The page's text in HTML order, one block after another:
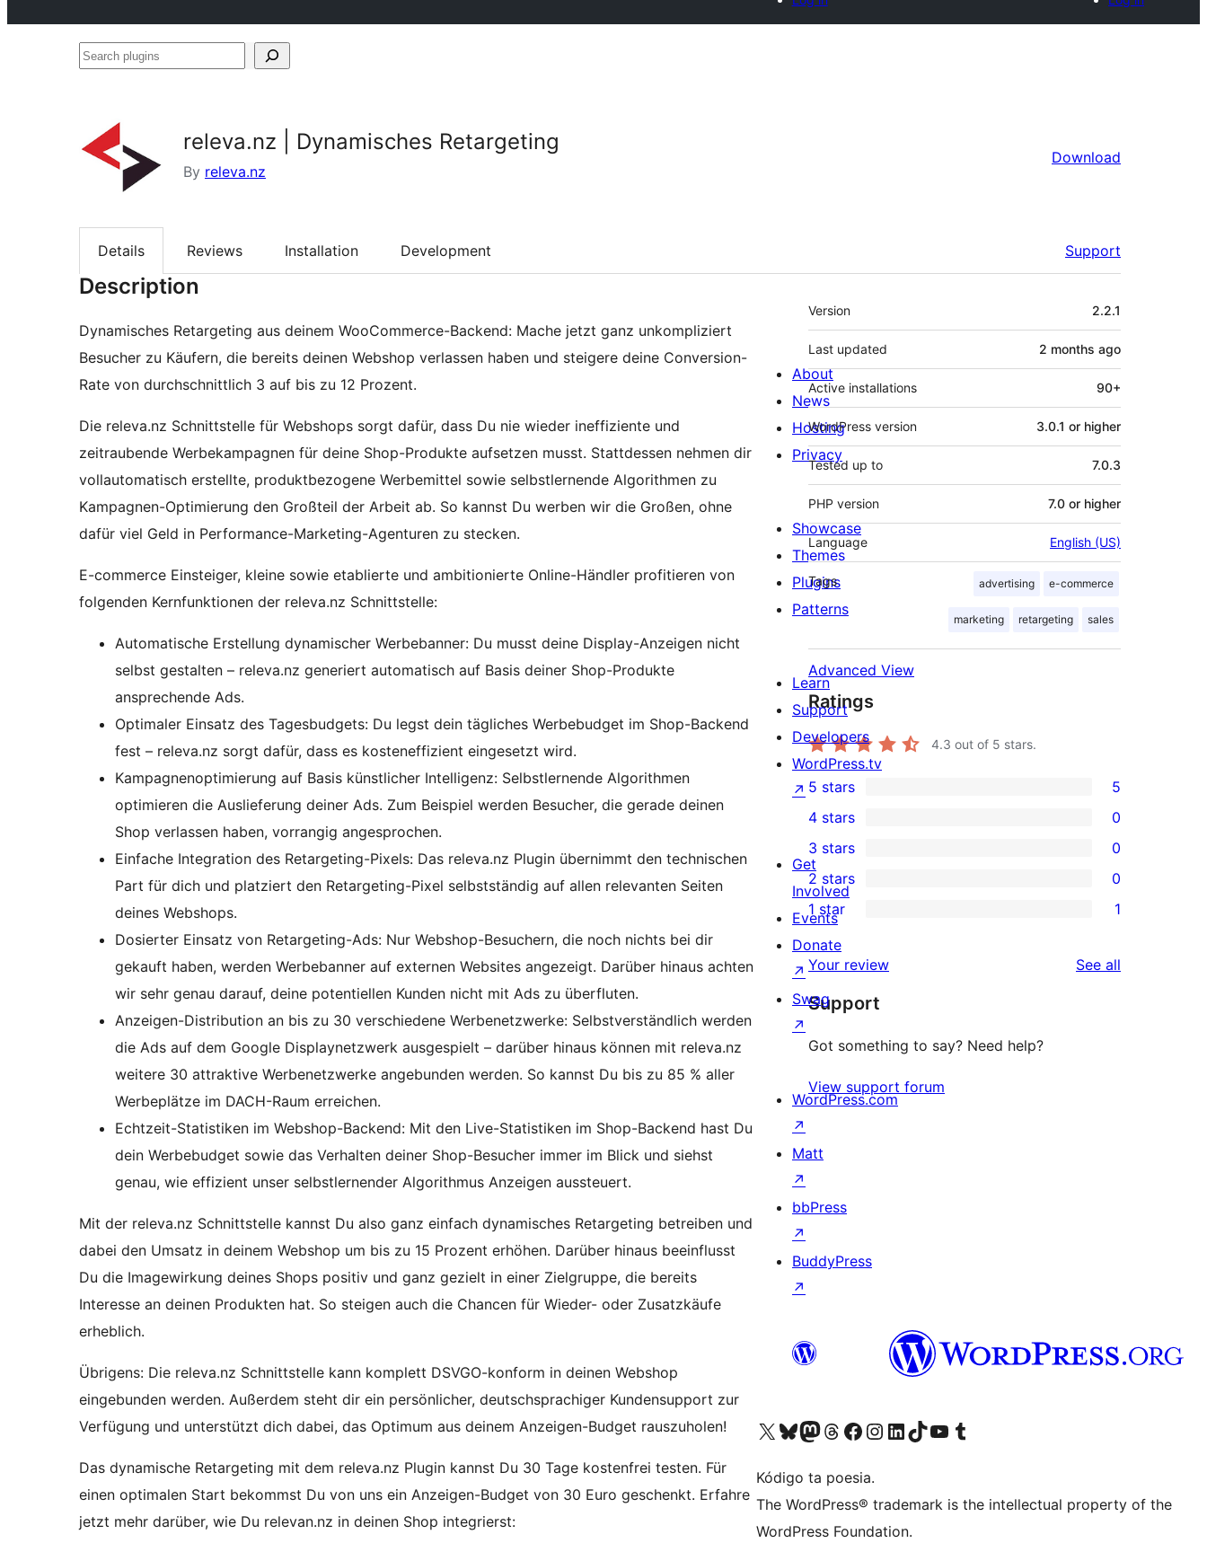
Search
releva.nz | Dynamisches Retargeting
By releva.nz
Download
Details Reviews Installation Development Support
Description
Dynamisches Retargeting aus deinem WooCommerce-Backend: Mache jetzt ganz unkompliziert
Besucher zu Käufern, die bereits deinen Webshop verlassen haben und steigere deine Conversion-
Rate von durchschnittlich 3 auf bis zu 12 Prozent.
Die releva.nz Schnittstelle für Webshops sorgt dafür, dass Du nie wieder ineffiziente und
zeitraubende Werbekampagnen für deine Shop-Produkte aufsetzen musst. Stattdessen nehmen dir
vollautomatisch erstellte, produktbezogene Werbemittel sowie selbstlernende Algorithmen zu
Kampagnen-Optimierung den Großteil der Arbeit ab. So kannst Du werben wir die Großen, ohne
dafür viel Geld in Performance-Marketing-Agenturen zu stecken.
E-commerce Einsteiger, kleine sowie etablierte und ambitionierte Online-Händler profitieren von
folgenden Kernfunktionen der releva.nz Schnittstelle:
Automatische Erstellung dynamischer Werbebanner: Du musst deine Display-Anzeigen nicht
selbst gestalten – releva.nz generiert automatisch auf Basis deiner Shop-Produkte
ansprechende Ads.
Optimaler Einsatz des Tagesbudgets: Du legst dein tägliches Werbebudget im Shop-Backend
fest – releva.nz sorgt dafür, dass es kosteneffizient eingesetzt wird.
Kampagnenoptimierung auf Basis künstlicher Intelligenz: Selbstlernende Algorithmen
optimieren die Auslieferung deiner Ads. Zum Beispiel werden Besucher, die gerade deinen
Shop verlassen haben, vorrangig angesprochen.
Einfache Integration des Retargeting-Pixels: Das releva.nz Plugin übernimmt den technischen
Part für dich und platziert den Retargeting-Pixel selbstständig auf allen relevanten Seiten
deines Webshops.
Dosierter Einsatz von Retargeting-Ads: Nur Webshop-Besuchern, die noch nichts bei dir
gekauft haben, werden Werbebanner auf externen Websites angezeigt. Darüber hinaus achten
wir sehr genau darauf, deine potentiellen Kunden nicht mit Ads zu überfluten.
Anzeigen-Distribution an bis zu 30 verschiedene Werbenetzwerke: Selbstverständlich werden
die Ads auf dem Google Displaynetzwerk ausgespielt – darüber hinaus können mit releva.nz
weitere 30 attraktive Werbenetzwerke angebunden werden. So kannst Du bis zu 85 % aller
Werbeplätze im DACH-Raum erreichen.
Echtzeit-Statistiken im Webshop-Backend: Mit den Live-Statistiken im Shop-Backend hast Du
dein Werbebudget sowie das Verhalten deiner Shop-Besucher immer im Blick und siehst
genau, wie effizient unser selbstlernender Algorithmus Anzeigen aussteuert.
Mit der releva.nz Schnittstelle kannst Du also ganz einfach dynamisches Retargeting betreiben und
dabei den Umsatz in deinem Webshop um bis zu 15 Prozent erhöhen. Darüber hinaus beeinflusst
Du die Imagewirkung deines Shops positiv und ganz gezielt in einer Zielgruppe, die bereits
Interesse an deinen Produkten hat. So steigen auch die Chancen für Wieder- oder Zusatzkäufe
erheblich.
Übrigens: Die releva.nz Schnittstelle kann komplett DSVGO-konform in deinen Webshop
eingebunden werden. Außerdem steht dir ein persönlicher, deutschsprachiger Kundensupport zur
Verfügung und unterstützt dich dabei, das Optimum aus deinem Anzeigen-Budget rauszuholen!
Das dynamische Retargeting mit dem releva.nz Plugin kannst Du 30 Tage kostenfrei testen. Für
einen optimalen Start bekommst Du von uns ein Anzeigen-Budget von 30 Euro geschenkt. Erfahre
jetzt mehr darüber, wie Du relevan.nz in deinen Shop integrierst:
Meta
Version 2.2.1
Last updated 2 months ago
Active installations 90+
WordPress version 3.0.1 or higher
Tested up to 7.0.3
PHP version 7.0 or higher
Language English (US)
Tags advertising e-commerce
marketing retargeting sales
Advanced View
Ratings
4.3 out of 5 stars.
5
5-
star
reviews
5 stars 5
4-
star
reviews
4 stars 0
0
3-
star
reviews
3 stars 0
0
2-
star
reviews
2 stars 0
1
1-
star
review
1 star 1
Your review See all
Support
Got something to say? Need help?
View support forum
About
News
Hosting
Privacy
Showcase
Themes
Plugins
Patterns
Learn
Support
Developers
WordPress.tv
↗
Get
Involved
Events
Donate
↗
Swag
↗
WordPress.com
↗
Matt
↗
bbPress
↗
BuddyPress
↗
Visit our X (formerly Twitter) account
Visit our Bluesky account
Visit our Mastodon account
Visit our Threads account
Visit our Facebook page
Visit our Instagram account
Visit our LinkedIn account
Visit our TikTok account
Visit our YouTube channel
Visit our Tumblr account
Kódigo ta poesia.
The WordPress® trademark is the intellectual property of the
WordPress Foundation.